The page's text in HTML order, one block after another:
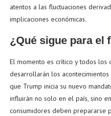
atentos a las fluctuaciones
implicaciones económicas.
¿Qué sigue para el
El momento es crítico y todos los
desarrollarán los
que Trump inicia su nuevo
influirán no solo en el país, sino
consumidores deben prepararse